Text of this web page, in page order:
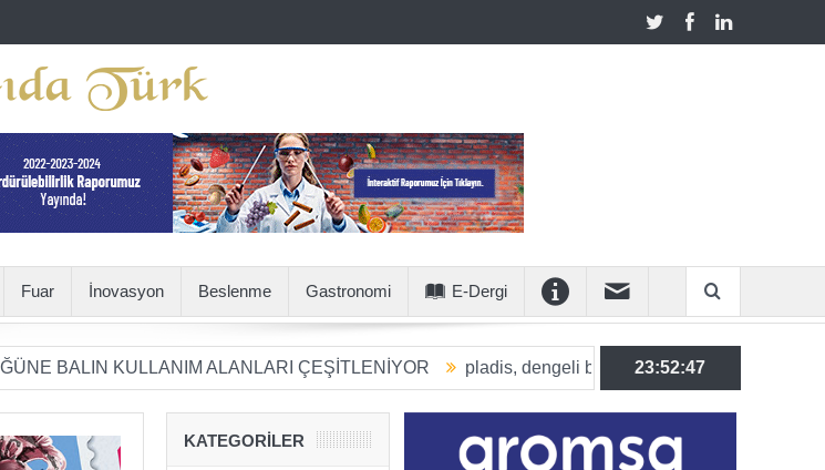
Fuar İnovasyon Beslenme Gastronomi E-Dergi
KULLANIM ALANLARI ÇEŞİTLENİYOR pladis, dengeli beslenmeye katkı sunan ürün hacmini
23:52:48
KATEGORILER